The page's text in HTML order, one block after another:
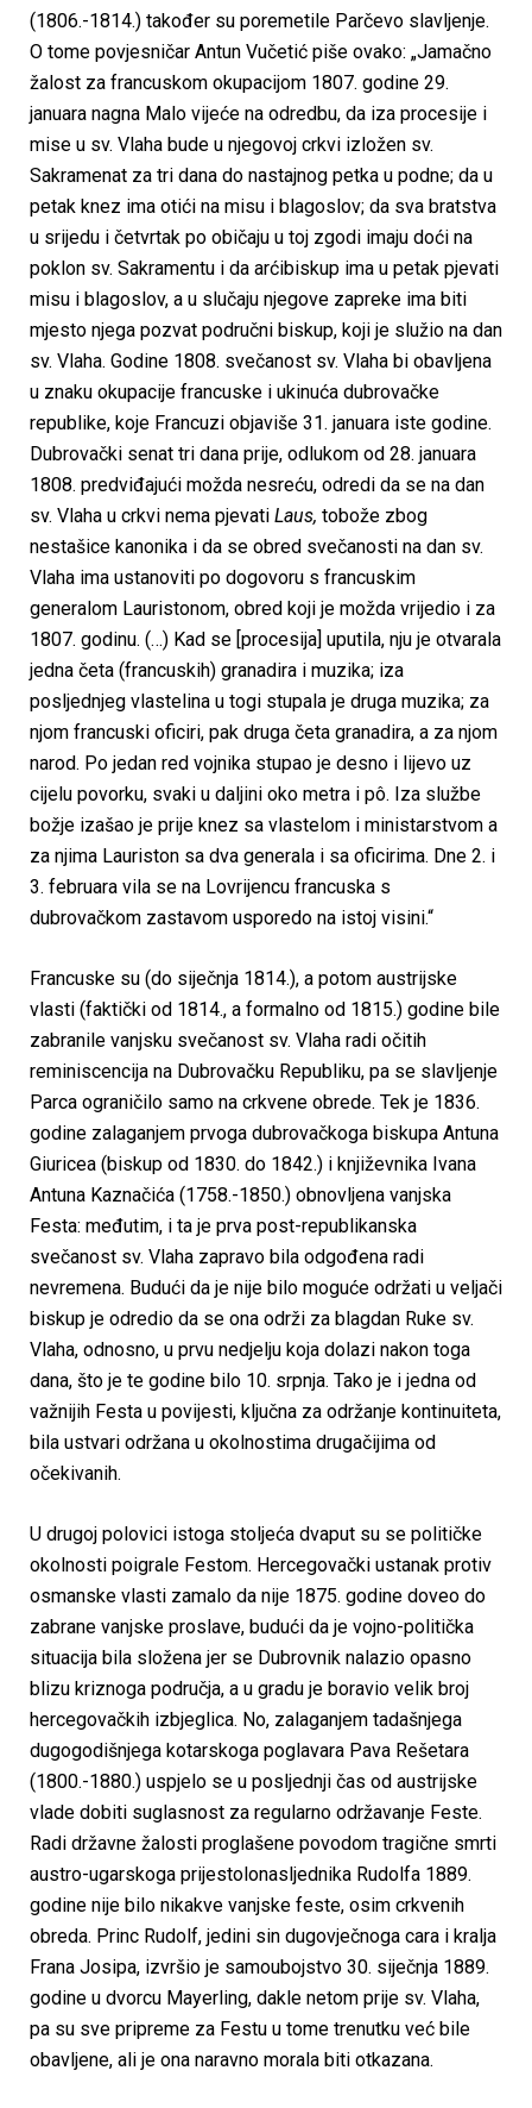
(1806.-1814.) također su poremetile Parčevo slavljenje.
O tome povjesničar Antun Vučetić piše ovako: „Jamačno
žalost za francuskom okupacijom 1807. godine 29.
januara nagna Malo vijeće na odredbu, da iza procesije i
mise u sv. Vlaha bude u njegovoj crkvi izložen sv.
Sakramenat za tri dana do nastajnog petka u podne; da u
petak knez ima otići na misu i blagoslov; da sva bratstva
u srijedu i četvrtak po običaju u toj zgodi imaju doći na
poklon sv. Sakramentu i da arćibiskup ima u petak pjevati
misu i blagoslov, a u slučaju njegove zapreke ima biti
mjesto njega pozvat područni biskup, koji je služio na dan
sv. Vlaha. Godine 1808. svečanost sv. Vlaha bi obavljena
u znaku okupacije francuske i ukinuća dubrovačke
republike, koje Francuzi objaviše 31. januara iste godine.
Dubrovački senat tri dana prije, odlukom od 28. januara
1808. predviđajući možda nesreću, odredi da se na dan
sv. Vlaha u crkvi nema pjevati Laus, tobože zbog
nestašice kanonika i da se obred svečanosti na dan sv.
Vlaha ima ustanoviti po dogovoru s francuskim
generalom Lauristonom, obred koji je možda vrijedio i za
1807. godinu. (…) Kad se [procesija] uputila, nju je otvarala
jedna četa (francuskih) granadira i muzika; iza
posljednjeg vlastelina u togi stupala je druga muzika; za
njom francuski oficiri, pak druga četa granadira, a za njom
narod. Po jedan red vojnika stupao je desno i lijevo uz
cijelu povorku, svaki u daljini oko metra i pô. Iza službe
božje izašao je prije knez sa vlastelom i ministarstvom a
za njima Lauriston sa dva generala i sa oficirima. Dne 2. i
3. februara vila se na Lovrijencu francuska s
dubrovačkom zastavom usporedo na istoj visini.“
Francuske su (do siječnja 1814.), a potom austrijske
vlasti (faktički od 1814., a formalno od 1815.) godine bile
zabranile vanjsku svečanost sv. Vlaha radi očitih
reminiscencija na Dubrovačku Republiku, pa se slavljenje
Parca ograničilo samo na crkvene obrede. Tek je 1836.
godine zalaganjem prvoga dubrovačkoga biskupa Antuna
Giuricea (biskup od 1830. do 1842.) i književnika Ivana
Antuna Kaznačića (1758.-1850.) obnovljena vanjska
Festa: međutim, i ta je prva post-republikanska
svečanost sv. Vlaha zapravo bila odgođena radi
nevremena. Budući da je nije bilo moguće održati u veljači
biskup je odredio da se ona održi za blagdan Ruke sv.
Vlaha, odnosno, u prvu nedjelju koja dolazi nakon toga
dana, što je te godine bilo 10. srpnja. Tako je i jedna od
važnijih Festa u povijesti, ključna za održanje kontinuiteta,
bila ustvari održana u okolnostima drugačijima od
očekivanih.
U drugoj polovici istoga stoljeća dvaput su se političke
okolnosti poigrale Festom. Hercegovački ustanak protiv
osmanske vlasti zamalo da nije 1875. godine doveo do
zabrane vanjske proslave, budući da je vojno-politička
situacija bila složena jer se Dubrovnik nalazio opasno
blizu kriznoga područja, a u gradu je boravio velik broj
hercegovačkih izbjeglica. No, zalaganjem tadašnjega
dugogodišnjega kotarskoga poglavara Pava Rešetara
(1800.-1880.) uspjelo se u posljednji čas od austrijske
vlade dobiti suglasnost za regularno održavanje Feste.
Radi državne žalosti proglašene povodom tragične smrti
austro-ugarskoga prijestolonasljednika Rudolfa 1889.
godine nije bilo nikakve vanjske feste, osim crkvenih
obreda. Princ Rudolf, jedini sin dugovječnoga cara i kralja
Frana Josipa, izvršio je samoubojstvo 30. siječnja 1889.
godine u dvorcu Mayerling, dakle netom prije sv. Vlaha,
pa su sve pripreme za Festu u tome trenutku već bile
obavljene, ali je ona naravno morala biti otkazana.